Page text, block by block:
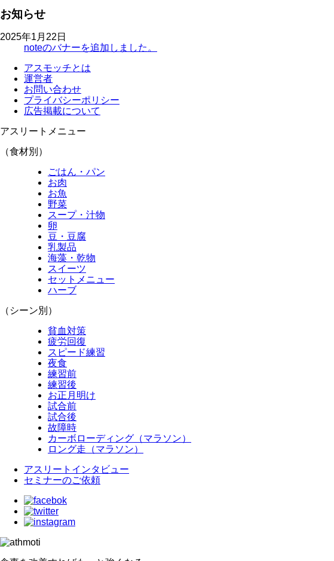
お知らせ
2025年1月22日
noteのバナーを追加しました。
アスモッチとは
運営者
お問い合わせ
プライバシーポリシー
広告掲載について
アスリートメニュー
（食材別）
ごはん・パン
お肉
お魚
野菜
スープ・汁物
卵
豆・豆腐
乳製品
海藻・乾物
スイーツ
セットメニュー
ハーブ
（シーン別）
貧血対策
疲労回復
スピード練習
夜食
練習前
練習後
お正月明け
試合前
試合後
故障時
カーボローディング（マラソン）
ロング走（マラソン）
アスリートインタビュー
セミナーのご依頼